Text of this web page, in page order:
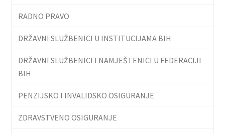
RADNO PRAVO
DRŽAVNI SLUŽBENICI U INSTITUCIJAMA BIH
DRŽAVNI SLUŽBENICI I NAMJEŠTENICI U FEDERACIJI
BIH
PENZIJSKO I INVALIDSKO OSIGURANJE
ZDRAVSTVENO OSIGURANJE